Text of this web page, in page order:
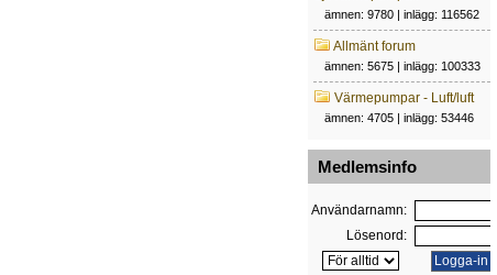
ämnen: 9780 | inlägg: 116562
Allmänt forum
ämnen: 5675 | inlägg: 100333
Värmepumpar - Luft/luft
ämnen: 4705 | inlägg: 53446
Medlemsinfo
Användarnamn:
Lösenord: